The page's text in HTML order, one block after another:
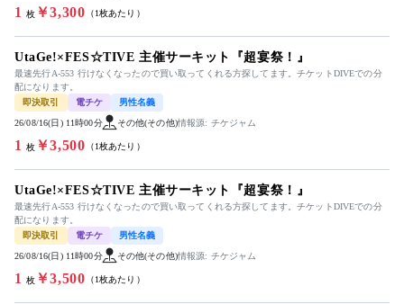
1 枚￥3,300 （1枚あたり）
UtaGe!×FES☆TIVE 主催サーキット『超宴祭！』
最速先行A-553 行けなくなったので買い取ってくれる方探してます。チケットDIVEでの分
配になります。
即決取引
電チケ 男性名義
26/08/16(日) 11時00分 その他(その他)情報源: チケジャム
1 枚￥3,500 （1枚あたり）
UtaGe!×FES☆TIVE 主催サーキット『超宴祭！』
最速先行A-553 行けなくなったので買い取ってくれる方探してます。チケットDIVEでの分
配になります。
即決取引
電チケ 男性名義
26/08/16(日) 11時00分 その他(その他)情報源: チケジャム
1 枚￥3,500 （1枚あたり）